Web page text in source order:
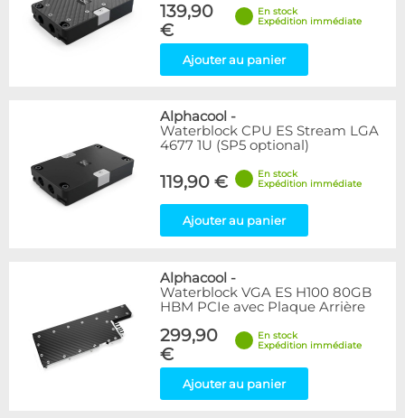
139,90
€
En stock
Expédition immédiate
Ajouter au panier
Alphacool -
Waterblock CPU ES Stream LGA
4677 1U (SP5 optional)
119,90 €
En stock
Expédition immédiate
Ajouter au panier
Alphacool -
Waterblock VGA ES H100 80GB
HBM PCIe avec Plaque Arrière
299,90
€
En stock
Expédition immédiate
Ajouter au panier